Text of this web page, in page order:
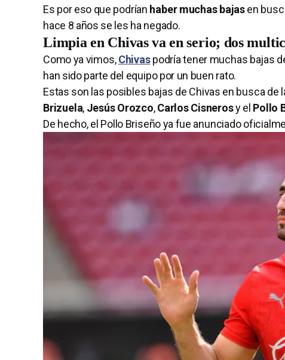
Es por eso que podrían haber muchas bajasen
hace 8 años se les ha negado.
Limpia en Chivas va en serio; dos
Como ya vimos,Chivaspodría tener muchas bajas
han sido parte del equipo por un buen rato.
Estas son las posibles bajas de Chivas en busca de
Brizuela, Jesús Orozco,Carlos Cisnerosy el Pollo
De hecho, el Pollo Briseño ya fue anunciado